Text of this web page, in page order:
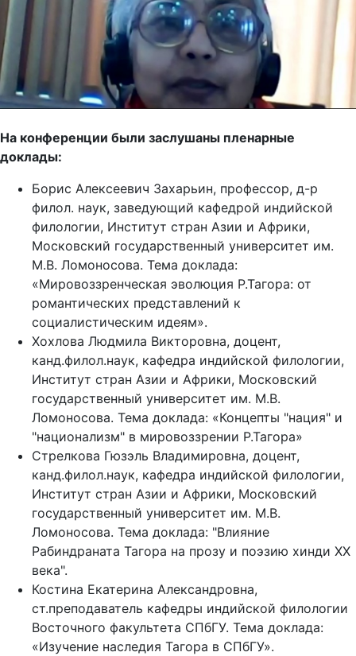
На конференции были заслушаны пленарные
доклады:
Борис Алексеевич Захарьин, профессор, д-р
филол. наук, заведующий кафедрой индийской
филологии, Институт стран Азии и Африки,
Московский государственный университет им.
М.В. Ломоносова. Тема доклада:
«Мировоззренческая эволюция Р.Тагора: от
романтических представлений к
социалистическим идеям».
Хохлова Людмила Викторовна, доцент,
канд.филол.наук, кафедра индийской филологии,
Институт стран Азии и Африки, Московский
государственный университет им. М.В.
Ломоносова. Тема доклада: «Концепты "нация" и
"национализм" в мировоззрении Р.Тагора»
Стрелкова Гюзэль Владимировна, доцент,
канд.филол.наук, кафедра индийской филологии,
Институт стран Азии и Африки, Московский
государственный университет им. М.В.
Ломоносова. Тема доклада: "Влияние
Рабиндраната Тагора на прозу и поэзию хинди ХХ
века".
Костина Екатерина Александровна,
ст.преподаватель кафедры индийской филологии
Восточного факультета СПбГУ. Тема доклада:
«Изучение наследия Тагора в СПбГУ».